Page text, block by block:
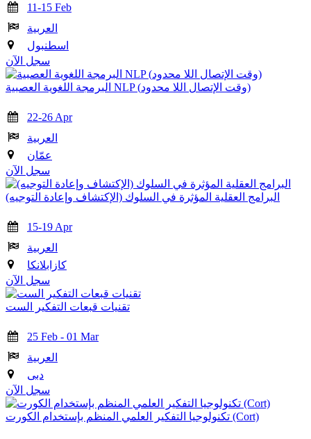
11-15 Feb
العربية
اسطنبول
سجل الآن
البرمجة اللغوية العصبية NLP (وقت الإتصال اللا محدود)
22-26 Apr
العربية
عمّان
سجل الآن
البرامج العقلية المؤثرة في السلوك (الإكتشاف وإعادة التوجيه)
15-19 Apr
العربية
كازابلانكا
سجل الآن
تقنيات قبعات التفكير الست
25 Feb - 01 Mar
العربية
دبى
سجل الآن
تكنولوجيا التفكير العلمي المنظم بإستخدام الكورت (Cort)